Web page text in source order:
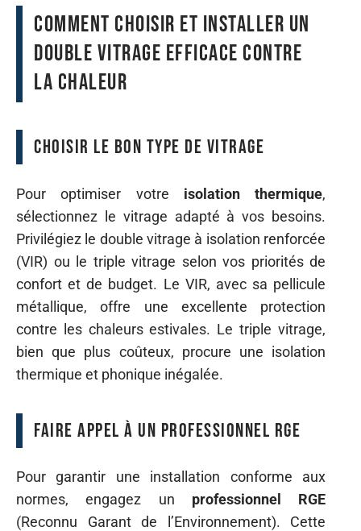
Comment choisir et installer un
double vitrage efficace contre
la chaleur
Choisir le bon type de vitrage
Pour optimiser votre isolation thermique,
sélectionnez le vitrage adapté à vos besoins.
Privilégiez le double vitrage à isolation renforcée
(VIR) ou le triple vitrage selon vos priorités de
confort et de budget. Le VIR, avec sa pellicule
métallique, offre une excellente protection
contre les chaleurs estivales. Le triple vitrage,
bien que plus coûteux, procure une isolation
thermique et phonique inégalée.
Faire appel à un professionnel RGE
Pour garantir une installation conforme aux
normes, engagez un professionnel RGE
(Reconnu Garant de l’Environnement). Cette